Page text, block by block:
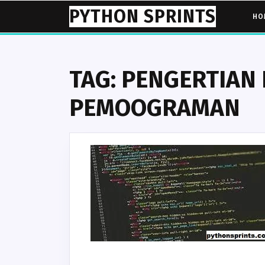
content
PYTHON SPRINTS
TAG:
PEMOOGRAMAN